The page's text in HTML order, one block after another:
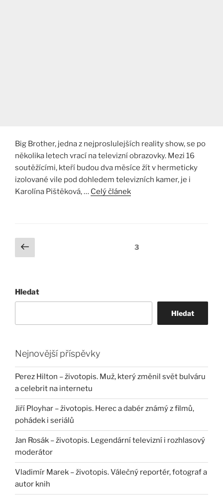
Big Brother, jedna z nejproslulejších reality show, se po
několika letech vrací na televizní obrazovky. Mezi 16
soutěžícími, kteří budou dva měsíce žít v hermeticky
izolované vile pod dohledem televizních kamer, je i
Karolína Pištěková, … Celý článek
Stránkování
příspěvků
Předchozí
stránka
Stránka:3
Hledat
Hledat
Nejnovější příspěvky
Perez Hilton – životopis. Muž, který změnil svět bulváru
a celebrit na internetu
Jiří Ployhar – životopis. Herec a dabér známý z filmů,
pohádek i seriálů
Jan Rosák – životopis. Legendární televizní i rozhlasový
moderátor
Vladimír Marek – životopis. Válečný reportér, fotograf a
autor knih